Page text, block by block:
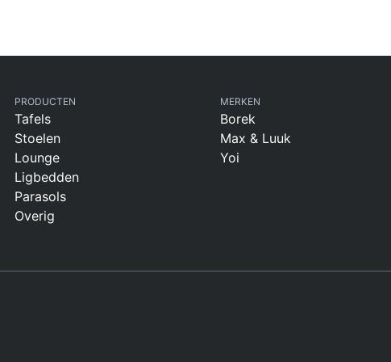
PRODUCTEN
Tafels
Stoelen
Lounge
Ligbedden
Parasols
Overig
MERKEN
Borek
Max & Luuk
Yoi